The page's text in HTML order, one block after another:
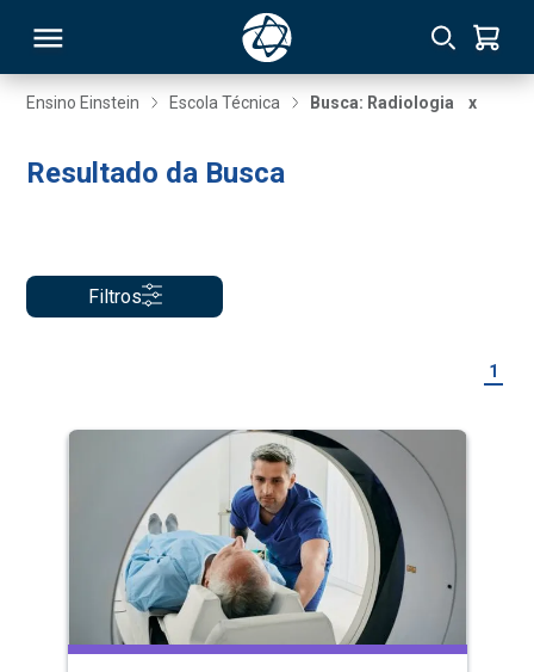
Ensino Einstein Escola Técnica Busca: Radiologia x
Resultado da Busca
Filtros
1